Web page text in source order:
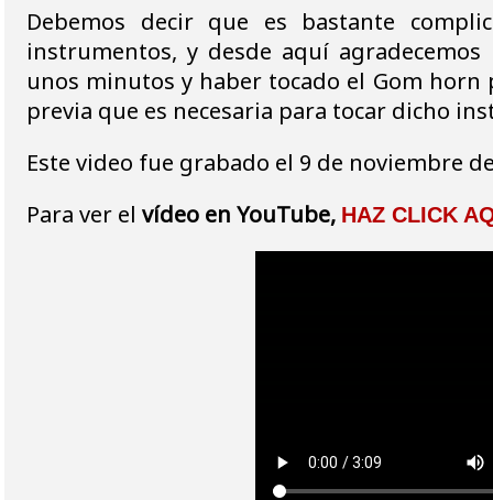
Debemos decir que es bastante
instrumentos, y desde aquí
unos minutos y haber tocado el Gom
previa que es necesaria para tocar dicho
Este video fue grabado el 9 de noviembre
Para ver el vídeo en YouTube, HAZ CLICK